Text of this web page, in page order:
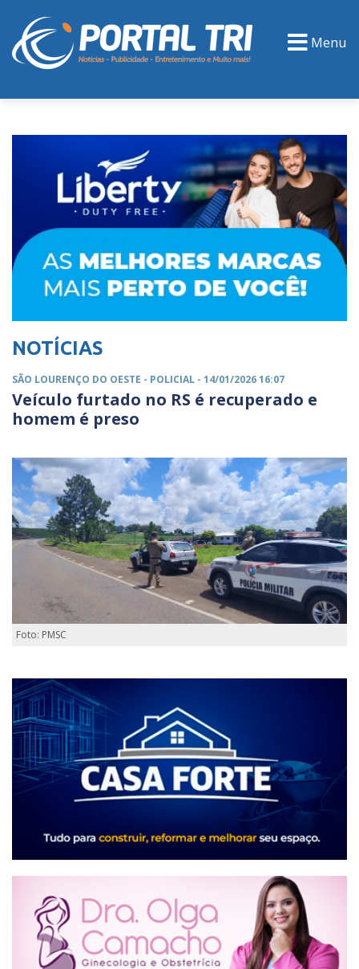
Menu
NOTÍCIAS
SÃO LOURENÇO DO OESTE - POLICIAL - 14/01/2026 16:07
Veículo furtado no RS é recuperado e
homem é preso
Foto: PMSC